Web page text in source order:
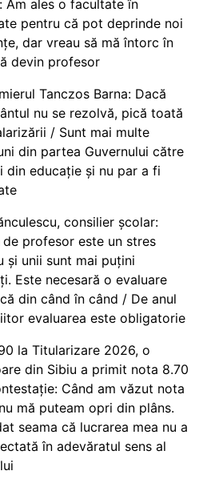
Am ales o facultate în
pentru că pot deprinde noi
dar vreau să mă întorc în
devin profesor
Tanczos Barna: Dacă
nu se rezolvă, pică toată
/ Sunt mai multe
din partea Guvernului către
din educație și nu par a fi
consilier școlar:
de profesor este un stres
și unii sunt mai puțini
Este necesară o evaluare
din când în când / De anul
evaluarea este obligatorie
la Titularizare 2026, o
din Sibiu a primit nota 8.70
Când am văzut nota
mă puteam opri din plâns.
seama că lucrarea mea nu a
în adevăratul sens al